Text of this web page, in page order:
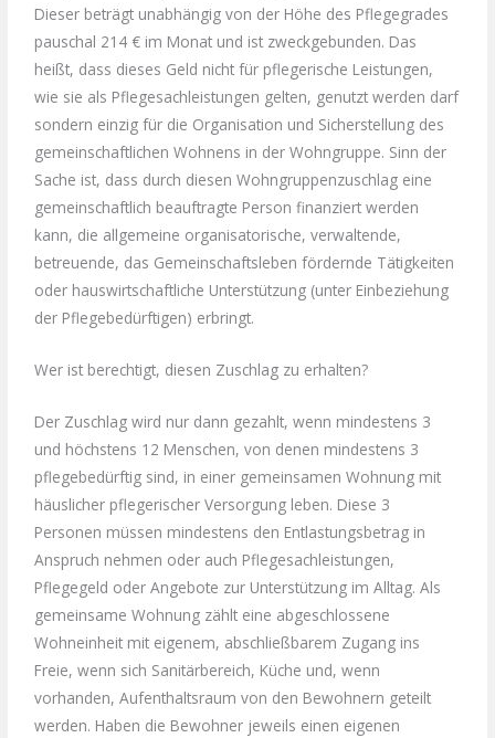
Dieser beträgt unabhängig von der Höhe des Pflegegrades
pauschal 214 € im Monat und ist zweckgebunden. Das
heißt, dass dieses Geld nicht für pflegerische Leistungen,
wie sie als Pflegesachleistungen gelten, genutzt werden darf
sondern einzig für die Organisation und Sicherstellung des
gemeinschaftlichen Wohnens in der Wohngruppe. Sinn der
Sache ist, dass durch diesen Wohngruppenzuschlag eine
gemeinschaftlich beauftragte Person finanziert werden
kann, die allgemeine organisatorische, verwaltende,
betreuende, das Gemeinschaftsleben fördernde Tätigkeiten
oder hauswirtschaftliche Unterstützung (unter Einbeziehung
der Pflegebedürftigen) erbringt.
Wer ist berechtigt, diesen Zuschlag zu erhalten?
Der Zuschlag wird nur dann gezahlt, wenn mindestens 3
und höchstens 12 Menschen, von denen mindestens 3
pflegebedürftig sind, in einer gemeinsamen Wohnung mit
häuslicher pflegerischer Versorgung leben. Diese 3
Personen müssen mindestens den Entlastungsbetrag in
Anspruch nehmen oder auch Pflegesachleistungen,
Pflegegeld oder Angebote zur Unterstützung im Alltag. Als
gemeinsame Wohnung zählt eine abgeschlossene
Wohneinheit mit eigenem, abschließbarem Zugang ins
Freie, wenn sich Sanitärbereich, Küche und, wenn
vorhanden, Aufenthaltsraum von den Bewohnern geteilt
werden. Haben die Bewohner jeweils einen eigenen